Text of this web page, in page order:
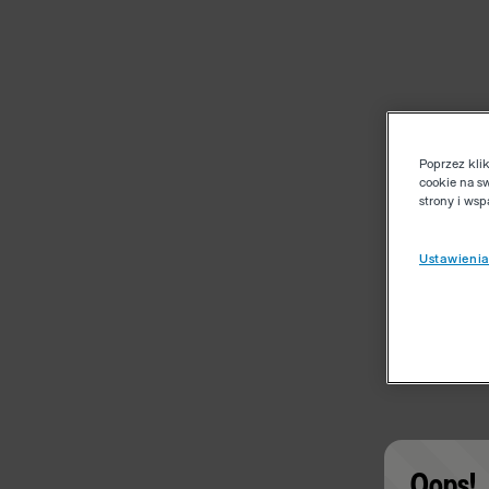
Poprzez
cookie na
strony i